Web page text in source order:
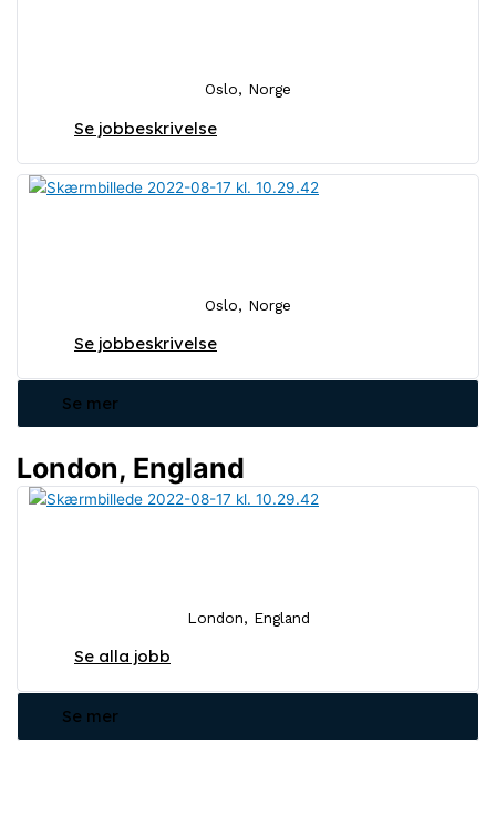
Oslo, Norge
Se jobbeskrivelse
Oslo, Norge
Se jobbeskrivelse
Se mer
London, England
London, England
Se alla jobb
Se mer